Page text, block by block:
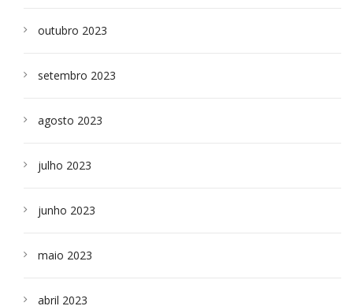
outubro 2023
setembro 2023
agosto 2023
julho 2023
junho 2023
maio 2023
abril 2023